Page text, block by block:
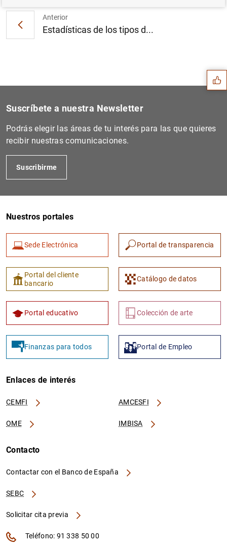
Anterior
Estadísticas de los tipos d...
Sugerencias
Suscríbete a nuestra Newsletter
Podrás elegir las áreas de tu interés para las que quieres
recibir nuestras comunicaciones.
Suscribirme
Nuestros portales
Sede Electrónica Portal de transparencia
Portal del cliente
bancario
Catálogo de datos
Portal educativo Colección de arte
Finanzas para todos Portal de Empleo
Enlaces de interés
CEMFI AMCESFI
OME IMBISA
Contacto
Contactar con el Banco de España
SEBC
Solicitar cita previa
Teléfono: 91 338 50 00